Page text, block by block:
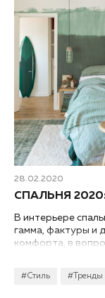
28.02.2020
#Стиль #Тренды
СПАЛЬНЯ
В интерьере
гамма, фактуры и
комфорта, в
между